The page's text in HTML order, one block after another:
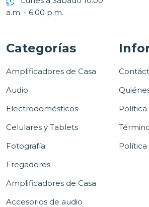
a.m. - 6:00 p.m.
Categorías
Amplificadores de Casa
Audio
Electrodomésticos
Celulares y Tablets
Fotografía
Fregadores
Amplificadores de Casa
Accesorios de audio
Política